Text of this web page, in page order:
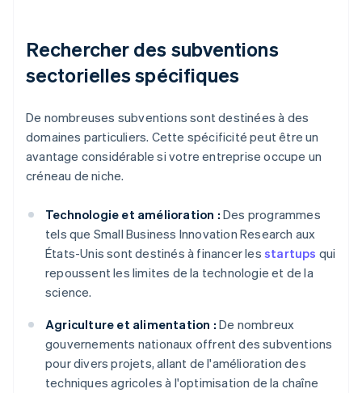
Rechercher des subventions
sectorielles spécifiques
De nombreuses subventions sont destinées à des
domaines particuliers. Cette spécificité peut être un
avantage considérable si votre entreprise occupe un
créneau de niche.
Technologie et amélioration : Des programmes
tels que Small Business Innovation Research aux
États-Unis sont destinés à financer les startups qui
repoussent les limites de la technologie et de la
science.
Agriculture et alimentation : De nombreux
gouvernements nationaux offrent des subventions
pour divers projets, allant de l'amélioration des
techniques agricoles à l'optimisation de la chaîne